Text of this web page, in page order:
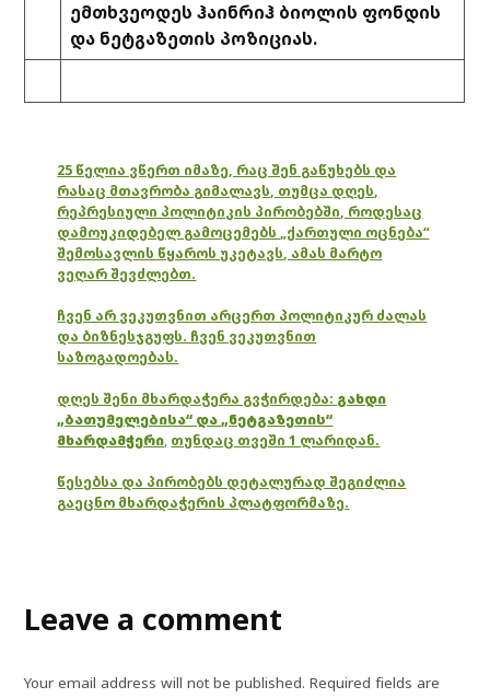
ემთხვეოდეს ჰაინრიჰ ბიოლის ფონდის
და ნეტგაზეთის პოზიციას.
25 წელია ვწერთ იმაზე, რაც შენ გაწუხებს და
რასაც მთავრობა გიმალავს, თუმცა დღეს,
რეპრესიული პოლიტიკის პირობებში, როდესაც
დამოუკიდებელ გამოცემებს „ქართული ოცნება“
შემოსავლის წყაროს უკეტავს, ამას მარტო
ვეღარ შევძლებთ.
ჩვენ არ ვეკუთვნით არცერთ პოლიტიკურ ძალას
და ბიზნესჯგუფს. ჩვენ ვეკუთვნით
საზოგადოებას.
დღეს შენი მხარდაჭერა გვჭირდება: გახდი
„ბათუმელებისა“ და „ნეტგაზეთის“
მხარდამჭერი, თუნდაც თვეში 1 ლარიდან.
წესებსა და პირობებს დეტალურად შეგიძლია
გაეცნო მხარდაჭერის პლატფორმაზე.
Leave a comment
Your email address will not be published. Required fields are